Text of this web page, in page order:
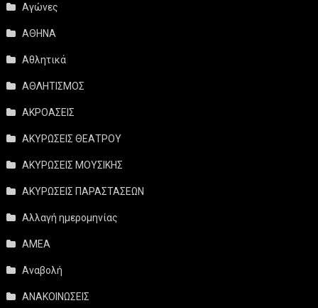
Αγώνες
ΑΘΗΝΑ
Αθλητικά
ΑΘΛΗΤΙΣΜΟΣ
ΑΚΡΟΑΣΕΙΣ
ΑΚΥΡΩΣΕΙΣ ΘΕΑΤΡΟΥ
ΑΚΥΡΩΣΕΙΣ ΜΟΥΣΙΚΗΣ
ΑΚΥΡΩΣΕΙΣ ΠΑΡΑΣΤΑΣΕΩΝ
Αλλαγή ημερομηνίας
ΑΜΕΑ
Αναβολή
ΑΝΑΚΟΙΝΩΣΕΙΣ